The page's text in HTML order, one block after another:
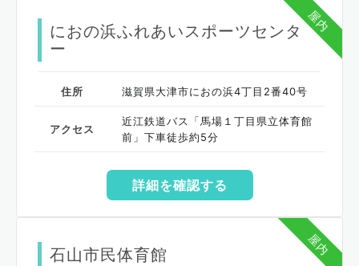
屋内
におの浜ふれあいスポーツセンタ
ー
住所 滋賀県大津市におの浜4丁目2番40号
アクセス
近江鉄道バス「馬場１丁目県立体育館
前」下車徒歩約5分
詳細を確認する
屋内
石山市民体育館